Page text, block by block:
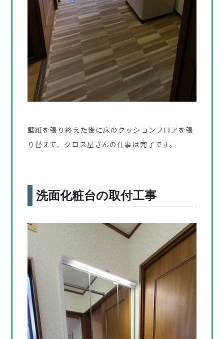
壁紙を張り終えた後に床のクッションフロアを張
り替えて、クロス屋さんの仕事は完了です。
洗面化粧台の取付工事